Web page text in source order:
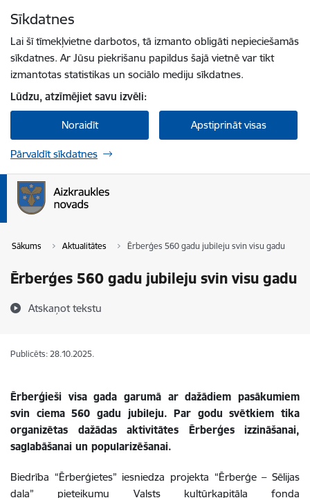
Sīkdatnes
Lai šī tīmekļvietne darbotos, tā izmanto obligāti nepieciešamās
sīkdatnes. Ar Jūsu piekrišanu papildus šajā vietnē var tikt
izmantotas statistikas un sociālo mediju sīkdatnes.
Lūdzu, atzīmējiet savu izvēli:
Noraidīt Apstiprināt visas
Pārvaldīt sīkdatnes
Sākums Aktualitātes Ērberģes 560 gadu jubileju svin visu gadu
Ērberģes 560 gadu jubileju svin visu gadu
Atskaņot tekstu
Publicēts: 28.10.2025.
Ērberģieši visa gada garumā ar dažādiem pasākumiem
svin ciema 560 gadu jubileju. Par godu svētkiem tika
organizētas dažādas aktivitātes Ērberģes izzināšanai,
saglabāšanai un popularizēšanai.
Biedrība “Ērberģietes” iesniedza projekta “Ērberģe – Sēlijas
daļa” pieteikumu Valsts kultūrkapitāla fonda